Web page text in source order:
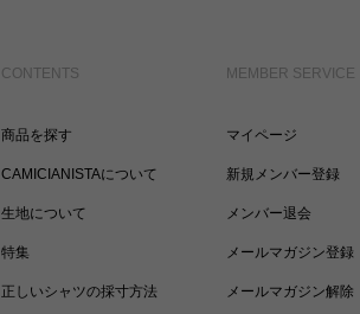
CONTENTS
商品を探す
CAMICIANISTAについて
生地について
特集
正しいシャツの採寸方法
MEMBER SERVICE
マイページ
新規メンバー登録
メンバー退会
メールマガジン登録
メールマガジン解除